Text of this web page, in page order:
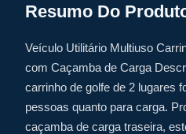
Resumo Do
Veículo Utilitário Multiuso
com Caçamba de Carga
carrinho de golfe de 2 lugares
pessoas quanto para carga.
caçamba de carga traseira,